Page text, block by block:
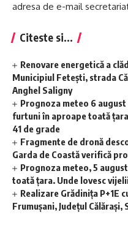
adresa de e-mail
Citeste si...
Renovare energetică a
Municipiul Fetești, strada
Anghel Saligny
Prognoza meteo 6
furtuni în aproape toată
41 de grade
Fragmente de dronă
Garda de Coastă verifică
Prognoza meteo, 5
toată țara. Unde lovesc
Realizare Grădinița P+1E
Frumușani, Județul Călărași,